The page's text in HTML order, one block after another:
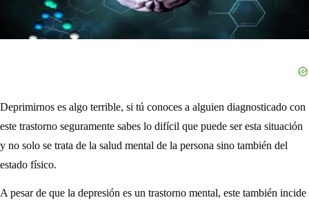
Deprimirnos es algo terrible, si tú conoces a alguien diagnosticado con
este trastorno seguramente sabes lo difícil que puede ser esta situación
y no solo se trata de la salud mental de la persona sino también del
estado físico.
A pesar de que la depresión es un trastorno mental, este también incide